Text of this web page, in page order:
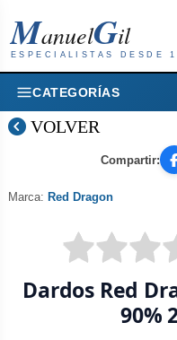
ManuelGil
ESPECIALISTAS DESDE
CATEGORÍAS
VOLVER
Compartir:
Dardos Red
90%
Marca: Red Dragon